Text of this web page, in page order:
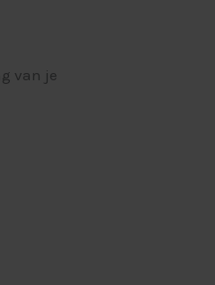
van je